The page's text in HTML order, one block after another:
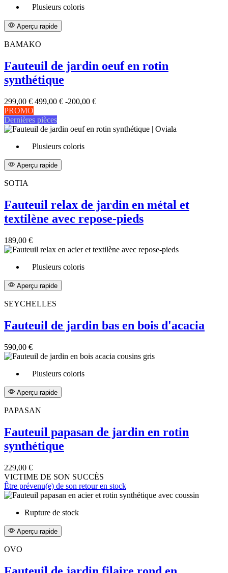
Plusieurs coloris
Aperçu rapide
BAMAKO
Fauteuil de jardin oeuf en rotin
synthétique
299,00 € 499,00 € -200,00 €
PROMO
Dernières pièces
Plusieurs coloris
Aperçu rapide
SOTIA
Fauteuil relax de jardin en métal et
textilène avec repose-pieds
189,00 €
Plusieurs coloris
Aperçu rapide
SEYCHELLES
Fauteuil de jardin bas en bois d'acacia
590,00 €
Plusieurs coloris
Aperçu rapide
PAPASAN
Fauteuil papasan de jardin en rotin
synthétique
229,00 €
VICTIME DE SON SUCCÈS
Être prévenu(e) de son retour en stock
Rupture de stock
Aperçu rapide
OVO